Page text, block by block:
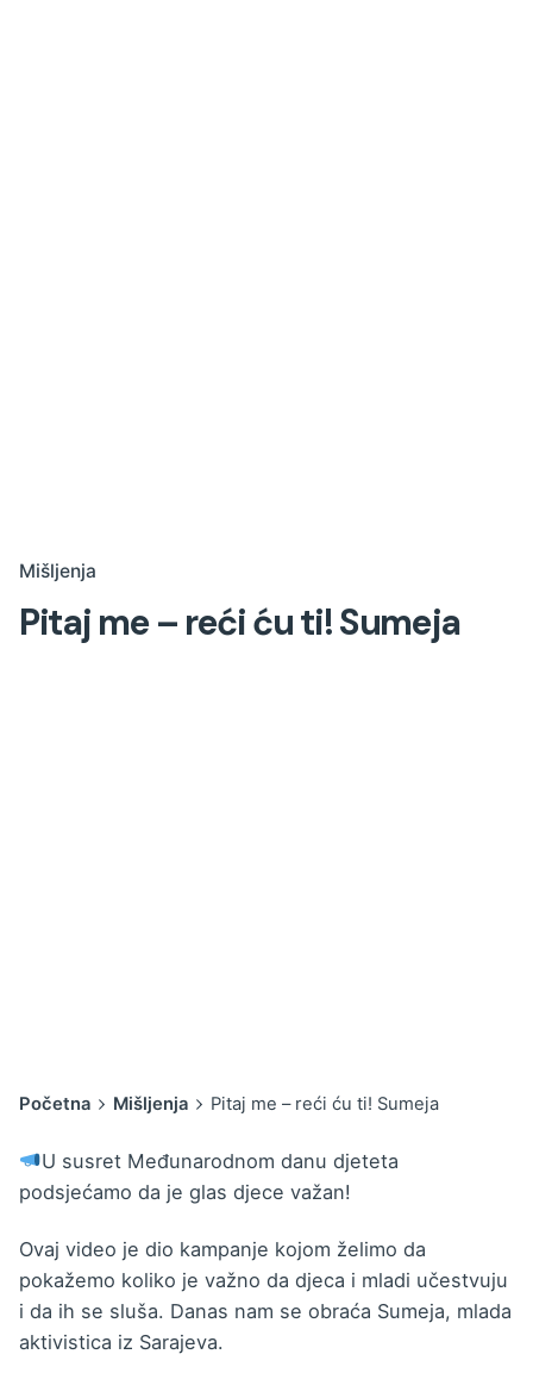
Mišljenja
Pitaj me – reći ću ti! Sumeja
Početna Mišljenja Pitaj me – reći ću ti! Sumeja
U susret Međunarodnom danu djeteta
podsjećamo da je glas djece važan!
Ovaj video je dio kampanje kojom želimo da
pokažemo koliko je važno da djeca i mladi učestvuju
i da ih se sluša. Danas nam se obraća Sumeja, mlada
aktivistica iz Sarajeva.